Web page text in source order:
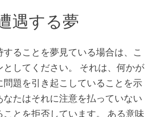
遇する夢
ることを夢見ている場合は、こ
してください。 それは、何かが
問題を引き起こしていることを示
なたはそれに注意を払っていない
とを拒否しています。 ある意味